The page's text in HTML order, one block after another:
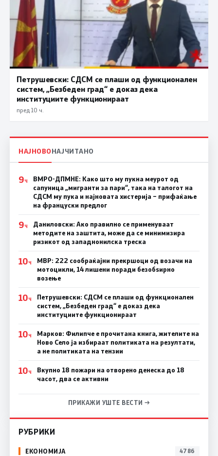
Петрушевски: СДСМ се плаши од функционален
систем, „Безбеден град“ е доказ дека
институциите функционираат
пред 10 ч.
НАЈНОВОНАЈЧИТАНО
9Ч
ВМРО-ДПМНЕ: Како што му пукна меурот од
сапуница „мигранти за пари“, така на талогот на
СДСМ му пука и најновата хистерија – прифаќање
на француски предлог
9Ч
Даниловски: Ако правилно се применуваат
методите на заштита, може да се минимизира
ризикот од западнонилска треска
10Ч
МВР: 222 сообраќајни прекршоци од возачи на
мотоцикли, 14 лишени поради безобѕирно
возење
10Ч
Петрушевски: СДСМ се плаши од функционален
систем, „Безбеден град“ е доказ дека
институциите функционираат
10Ч
Марков: Филипче е прочитана книга, жителите на
Ново Село ја избираат политиката на резултати,
а не политиката на тензии
10Ч
Вкупно 18 пожари на отворено денеска до 18
часот, два се активни
ПРИКАЖИ УШТЕ ВЕСТИ →
РУБРИКИ
ЕКОНОМИЈА 4786